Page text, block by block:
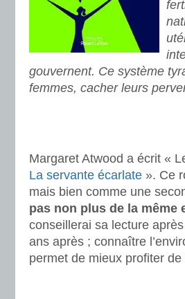
gouvernent. Ce système
femmes, cacher leurs
Margaret Atwood a écrit «
La servante écarlate ». Ce
mais bien comme une
pas non plus de la même
conseillerai sa lecture
ans après ; connaître
permet de mieux profiter de